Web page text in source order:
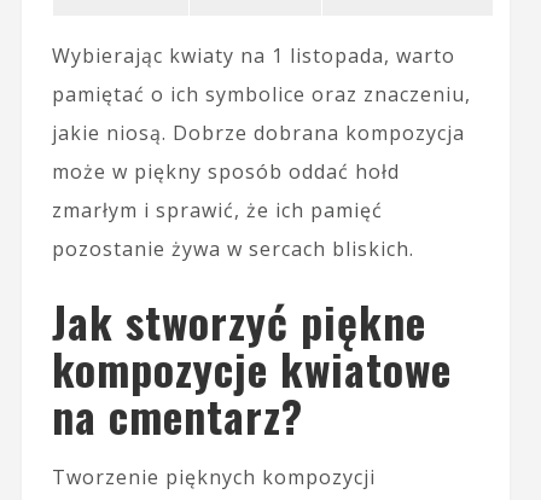
Wybierając kwiaty na 1 listopada, warto
pamiętać o ich symbolice oraz znaczeniu,
jakie niosą. Dobrze dobrana kompozycja
może w piękny sposób oddać hołd
zmarłym i sprawić, że ich pamięć
pozostanie żywa w sercach bliskich.
Jak stworzyć piękne
kompozycje kwiatowe
na cmentarz?
Tworzenie pięknych kompozycji